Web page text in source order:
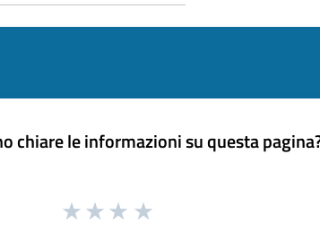
chiare le informazioni su questa